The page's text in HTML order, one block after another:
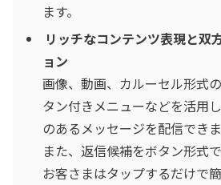
ます。
リッチなコンテンツ表現と双
ョン
画像、動画、カルーセル形式
タン付きメニューなどを活用
のあるメッセージを配信できま
また、返信候補をボタン形式
お客さまはタップするだけで